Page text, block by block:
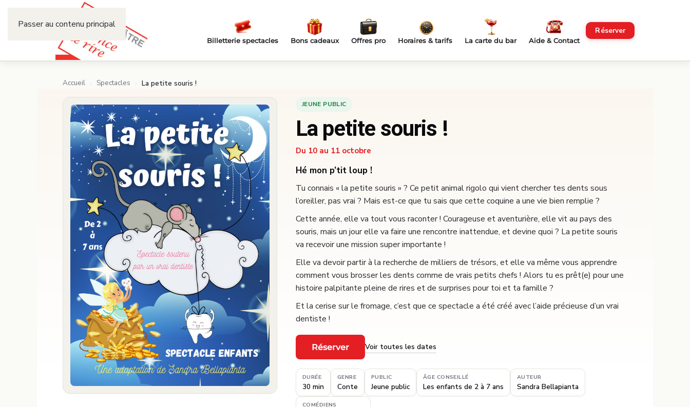
Passer au contenu principal
Billetterie spectacles Bons cadeaux Offres pro Horaires & tarifs La carte du bar Aide & Contact
Réserver
Accueil Spectacles La petite souris !
JEUNE PUBLIC
La petite souris !
Du 10 au 11 octobre
Hé mon p’tit loup !
Tu connais « la petite souris » ? Ce petit animal rigolo qui vient chercher tes dents sous
l’oreiller, pas vrai ? Mais est-ce que tu sais que cette coquine a une vie bien remplie ?
Cette année, elle va tout vous raconter ! Courageuse et aventurière, elle vit au pays des
souris, mais un jour elle va faire une rencontre inattendue, et devine quoi ? La petite souris
va recevoir une mission super importante !
Elle va devoir partir à la recherche de milliers de trésors, et elle va même vous apprendre
comment vous brosser les dents comme de vrais petits chefs ! Alors tu es prêt(e) pour une
histoire palpitante pleine de rires et de surprises pour toi et ta famille ?
Et la cerise sur le fromage, c’est que ce spectacle a été créé avec l’aide précieuse d’un vrai
dentiste !
Réserver
·
Voir toutes les dates
DURÉE
30 min
GENRE
Conte
PUBLIC
Jeune public
ÂGE CONSEILLÉ
Les enfants de 2 à 7 ans
AUTEUR
Sandra Bellapianta
COMÉDIENS